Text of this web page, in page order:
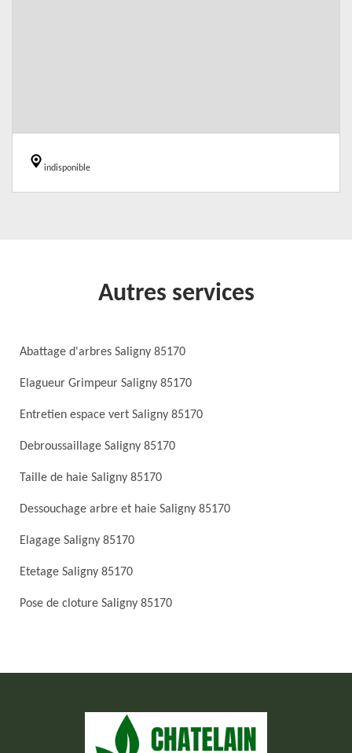
indisponible
Autres services
Abattage d'arbres Saligny 85170
Elagueur Grimpeur Saligny 85170
Entretien espace vert Saligny 85170
Debroussaillage Saligny 85170
Taille de haie Saligny 85170
Dessouchage arbre et haie Saligny 85170
Elagage Saligny 85170
Etetage Saligny 85170
Pose de cloture Saligny 85170